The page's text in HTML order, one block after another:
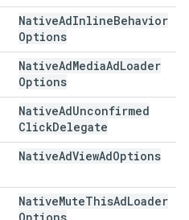
NativeAdInlineBehavior
Options
NativeAdMediaAdLoader
Options
NativeAdUnconfirmed
ClickDelegate
NativeAdViewAdOptions
NativeMuteThisAdLoader